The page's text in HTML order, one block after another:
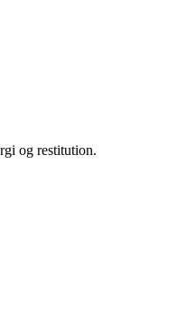
og restitution.